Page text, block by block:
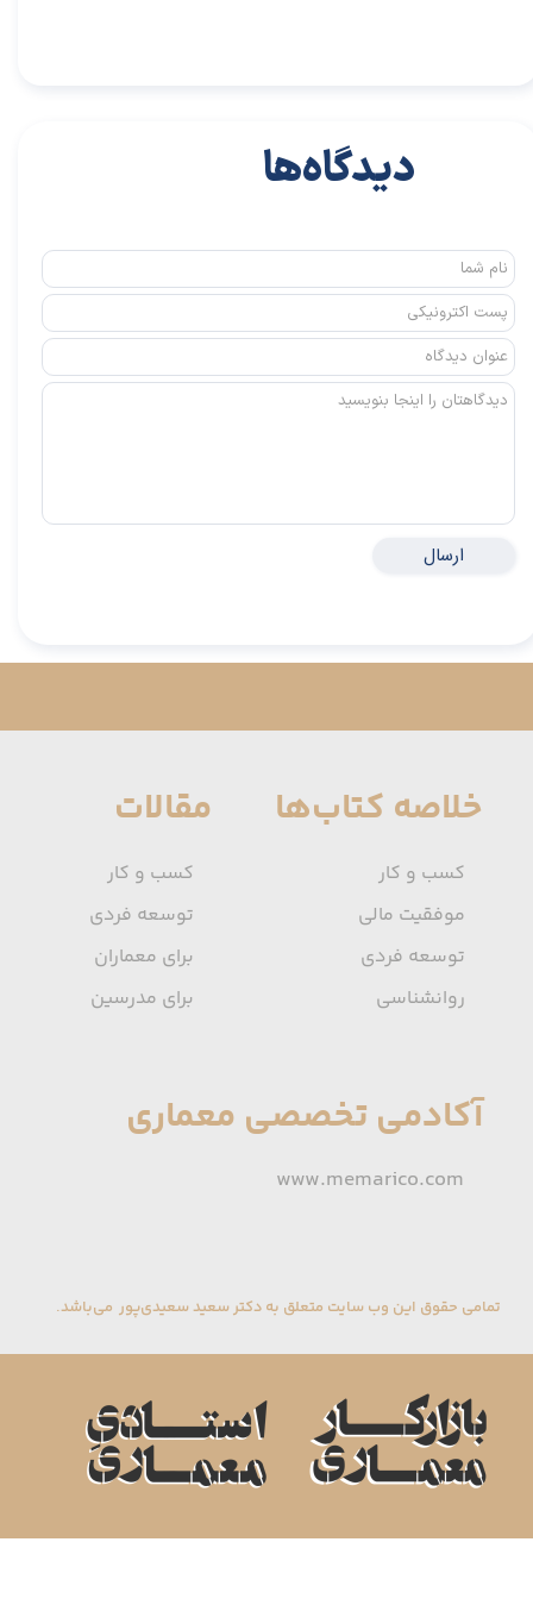
ارسال
دیدگاه‌ها
خلاصه کتاب‌ها
کسب و کار
موفقیت مالی
توسعه فردی
روانشناسی
مقالات
آکادمی تخصصی معماری
www.memarico.com
تمامی حقوق این وب سایت متعلق به دکتر سعید سعیدی‌پور می‌باشد.
کسب و کار
توسعه فردی
برای معماران
برای مدرسین